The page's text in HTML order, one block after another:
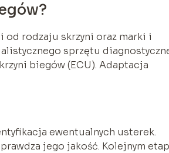
od rodzaju skrzyni oraz marki i
sprzętu
biegów (ECU). Adaptacja
ewentualnych usterek.
jego jakość. Kolejnym